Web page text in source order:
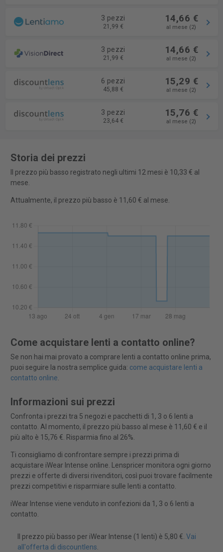
3 pezzi
21,99 €
14,66 €
al mese (2)
3 pezzi
21,99 €
14,66 €
al mese (2)
6 pezzi
45,88 €
15,29 €
al mese (2)
3 pezzi
23,64 €
15,76 €
al mese (2)
Storia dei prezzi
Il prezzo più basso registrato negli ultimi 12 mesi è 10,33 € al
mese.
Attualmente, il prezzo più basso è 11,60 € al mese.
Come acquistare lenti a contatto online?
Se non hai mai provato a comprare lenti a contatto online prima,
puoi seguire la nostra semplice guida: come acquistare lenti a
contatto online.
Informazioni sui prezzi
Confronta i prezzi tra 5 negozi e pacchetti di 1, 3 o 6 lenti a
contatto. Al momento, il prezzo più basso al mese è 11,60 € e il
più alto è 15,76 €. Risparmia fino al 26%.
Ti consigliamo di confrontare sempre i prezzi prima di
acquistare iWear Intense online. Lenspricer monitora ogni giorno
prezzi e offerte di diversi rivenditori, così puoi trovare facilmente
prezzi competitivi e risparmiare sulle lenti a contatto.
iWear Intense viene venduto in confezioni da 1, 3 o 6 lenti a
contatto.
Il prezzo più basso per iWear Intense (1 lenti) è 5,80 €. Vai
all'offerta di discountlens.